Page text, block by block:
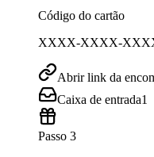
Código do cartão
XXXX-XXXX-
Abrir link da
Caixa de entrada1
Passo 3